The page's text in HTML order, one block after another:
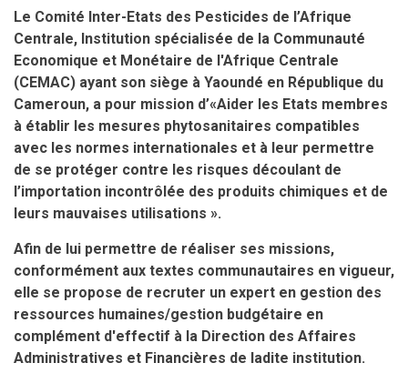
Le Comité Inter-Etats des Pesticides de l’Afrique
Centrale, Institution spécialisée de la Communauté
Economique et Monétaire de l'Afrique Centrale
(CEMAC) ayant son siège à Yaoundé en République du
Cameroun, a pour mission d’«Aider les Etats membres
à établir les mesures phytosanitaires compatibles
avec les normes internationales et à leur permettre
de se protéger contre les risques découlant de
l’importation incontrôlée des produits chimiques et de
leurs mauvaises utilisations ».
Afin de lui permettre de réaliser ses missions,
conformément aux textes communautaires en vigueur,
elle se propose de recruter un expert en gestion des
ressources humaines/gestion budgétaire en
complément d'effectif à la Direction des Affaires
Administratives et Financières de ladite institution.